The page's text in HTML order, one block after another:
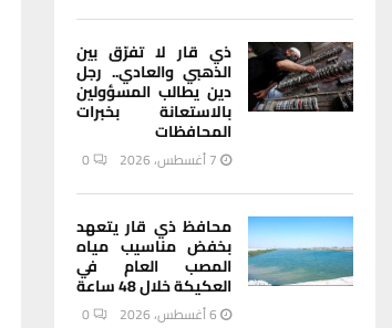
ذي قار لا تفرّق بين
الذهبي والعادي.. رجل
دين يطالب المسؤولين
بالاستعانة بخبرات
المحافظات
7 أغسطس، 2026 0
محافظ ذي قار يتعهد
بخفض مناسيب مياه
المصب العام في
العكيكة خلال 48 ساعة
6 أغسطس، 2026 0